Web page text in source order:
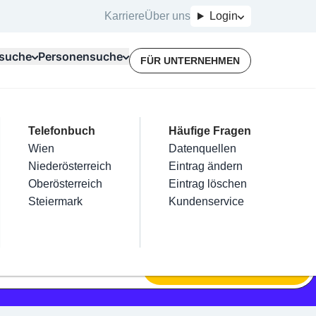
KarriereÜber uns Login
Kategorien
Friseur
Nägel
Haarentfernung
Make-Up
Für Unternehmer
Terminbuchung
Kostenlose Beratung
Top Branchen
Elektriker
Installateure
Maler & Lackierer
Branchen A-Z
Mein Firmeneintrag
Eintrag hinzufügen
Eintrag beanspruchen
Eintrag verwalten
Eintrag bewerben
Personensuche
Telefonbuch
Wien
Niederösterreich
Oberösterreich
Steiermark
Häufige Fragen
Datenquellen
Eintrag ändern
Eintrag löschen
Kundenservice
FÜR UNTERNEHMEN